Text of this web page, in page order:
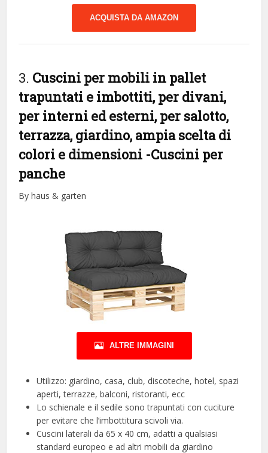
ACQUISTA DA AMAZON
3. Cuscini per mobili in pallet
trapuntati e imbottiti, per divani,
per interni ed esterni, per salotto,
terrazza, giardino, ampia scelta di
colori e dimensioni -Cuscini per
panche
By haus & garten
ALTRE IMMAGINI
Utilizzo: giardino, casa, club, discoteche, hotel, spazi
aperti, terrazze, balconi, ristoranti, ecc
Lo schienale e il sedile sono trapuntati con cuciture
per evitare che l’imbottitura scivoli via.
Cuscini laterali da 65 x 40 cm, adatti a qualsiasi
standard europeo e ad altri mobili da giardino